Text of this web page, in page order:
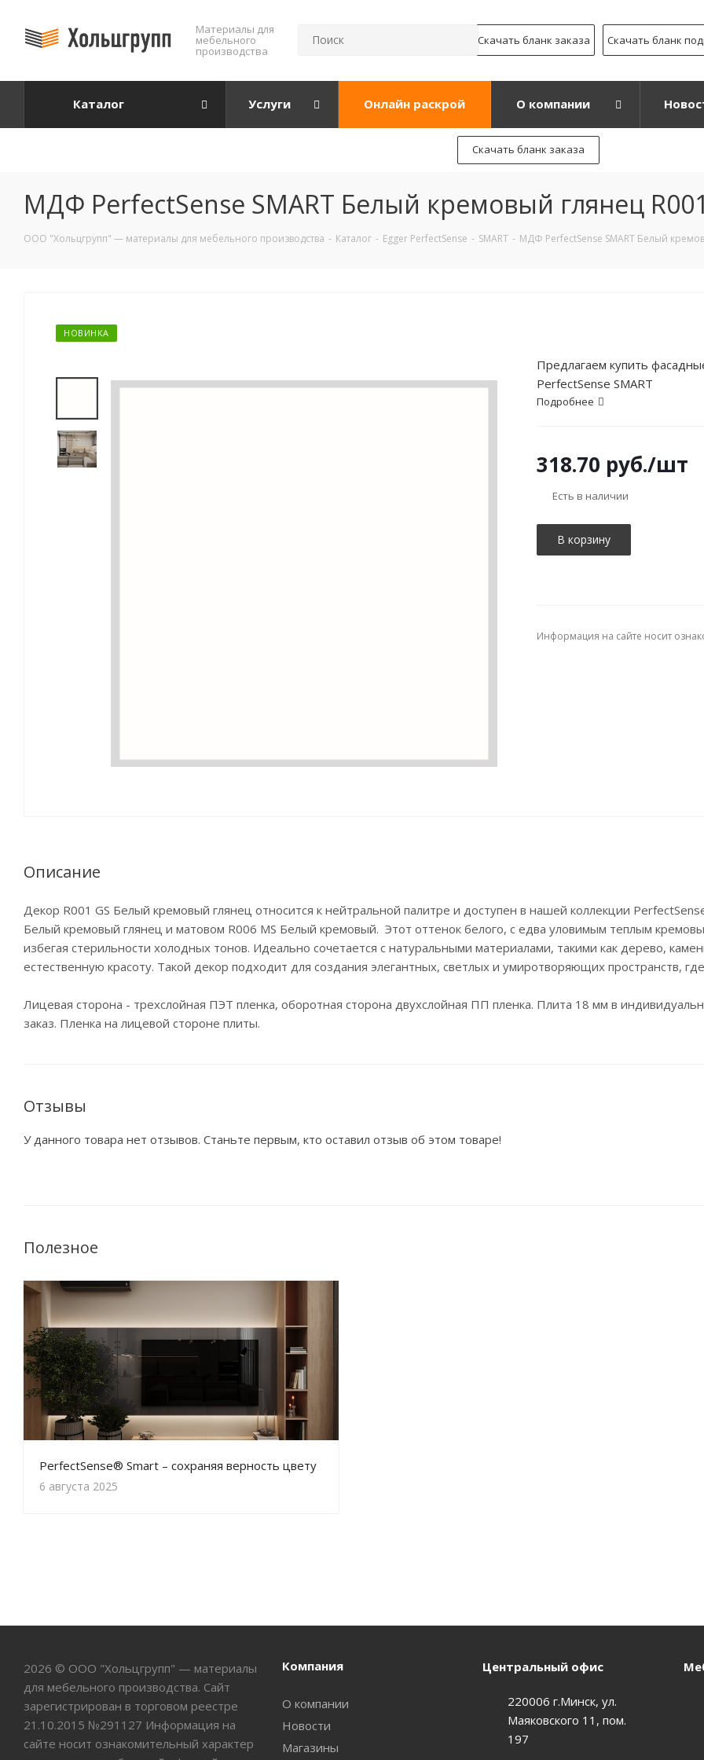
Mатериалы для
мебельного
производства
Скачать бланк заказа Скачать бланк
Каталог Услуги Онлайн раскрой О компании
Скачать бланк заказа
МДФ PerfectSense SMART Белый кремовый глянец
ООО "Хольцгрупп" — материалы для мебельного производства - Каталог - Egger PerfectSense - SMART - МДФ PerfectSense SMART Белый
НОВИНКА
Предлагаем купить
PerfectSense SMART
Подробнее
318.70 руб./шт
Есть в наличии
В корзину
Информация на сайте носит
Описание
Декор R001 GS Белый кремовый глянец относится к нейтральной палитре и доступен в нашей коллекции
Белый кремовый глянец и матовом R006 MS Белый кремовый. Этот оттенок белого, с едва уловимым теплым
избегая стерильности холодных тонов. Идеально сочетается с натуральными материалами, такими как дерево,
естественную красоту. Такой декор подходит для создания элегантных, светлых и умиротворяющих пространств,
Лицевая сторона - трехслойная ПЭТ пленка, оборотная сторона двухслойная ПП пленка. Плита 18 мм в
заказ. Пленка на лицевой стороне плиты.
Отзывы
У данного товара нет отзывов. Станьте первым, кто оставил отзыв об этом товаре!
Полезное
PerfectSense® Smart – сохраняя верность цвету
6 августа 2025
2026 © ООО "Хольцгрупп" — материалы
для мебельного производства. Сайт
зарегистрирован в торговом реестре
21.10.2015 №291127 Информация на
сайте носит ознакомительный характер
Компания
О компании
Новости
Магазины
Центральный офис
220006 г.Минск, ул.
Маяковского 11, пом.
197